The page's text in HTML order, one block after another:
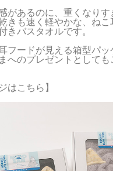
があるのに、重くなりす
きも速く軽やかな、ね
きバスタオルです。
フードが見える箱型パ
へのプレゼントとしても
はこちら】